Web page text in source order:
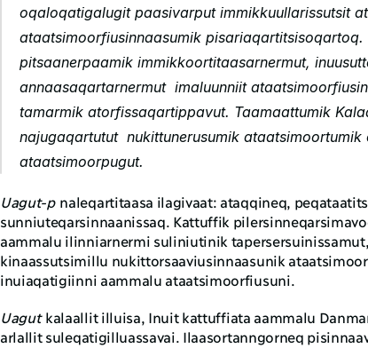
oqaloqatigalugit paasivarput immikkuullarissutsit
ataatsimoorfiusinnaasumik
pitsaanerpaamik immikkoortitaasarnermut,
annaasaqartarnermut  imaluunniit
tamarmik atorfissaqartippavut. Taamaattumik
najugaqartutut  nukittunerusumik
ataatsimoorpugut.
Uagut-p naleqartitaasa ilagivaat: ataqqineq,
sunniuteqarsinnaanissaq. Kattuffik
aammalu ilinniarnermi suliniutinik
kinaassutsimillu nukittorsaaviusinnaasunik
inuiaqatigiinni aammalu ataatsimoorfiusuni.
Uagut kalaallit illuisa, Inuit kattuffiata aammalu
arlallit suleqatigilluassavai. Ilaasortanngorneq